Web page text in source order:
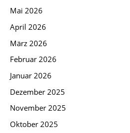
Mai 2026
April 2026
März 2026
Februar 2026
Januar 2026
Dezember 2025
November 2025
Oktober 2025